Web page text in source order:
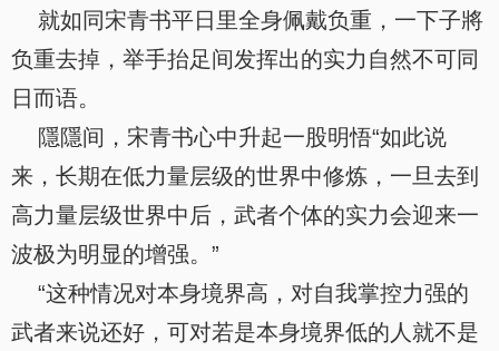
就如同宋青书平日里全身佩戴负重，一下子將
负重去掉，举手抬足间发挥出的实力自然不可同
日而语。
隱隱间，宋青书心中升起一股明悟“如此说
来，长期在低力量层级的世界中修炼，一旦去到
高力量层级世界中后，武者个体的实力会迎来一
波极为明显的增强。”
“这种情况对本身境界高，对自我掌控力强的
武者来说还好，可对若是本身境界低的人就不是